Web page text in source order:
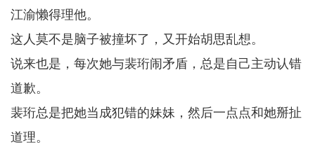
江渝懒得理他。
这人莫不是脑子被撞坏了，又开始胡思乱想。
说来也是，每次她与裴珩闹矛盾，总是自己主动认错
道歉。
裴珩总是把她当成犯错的妹妹，然后一点点和她掰扯
道理。